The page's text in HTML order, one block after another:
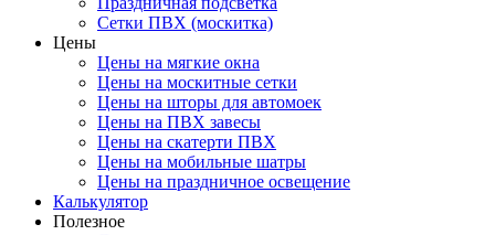
Сетки ПВХ (москитка)
Цены
Цены на мягкие окна
Цены на москитные сетки
Цены на шторы для автомоек
Цены на ПВХ завесы
Цены на скатерти ПВХ
Цены на мобильные шатры
Цены на праздничное освещение
Калькулятор
Полезное